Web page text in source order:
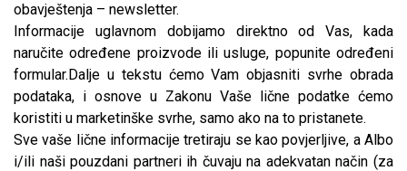
obavještenja – newsletter.
Informacije uglavnom dobijamo direktno od Vas, kada
naručite određene proizvode ili usluge, popunite određeni
formular.Dalje u tekstu ćemo Vam objasniti svrhe obrada
podataka, i osnove u Zakonu Vaše lične podatke ćemo
koristiti u marketinške svrhe, samo ako na to pristanete.
Sve vaše lične informacije tretiraju se kao povjerljive, a Albo
i/ili naši pouzdani partneri ih čuvaju na adekvatan način (za